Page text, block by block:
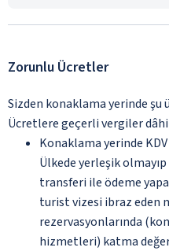
Zorunlu Ücretler
Sizden konaklama yerinde
Ücretlere geçerli vergiler
Konaklama yerinde
Ülkede yerleşik
transferi ile ödeme
turist vizesi ibraz eden
rezervasyonlarında
hizmetleri) katma